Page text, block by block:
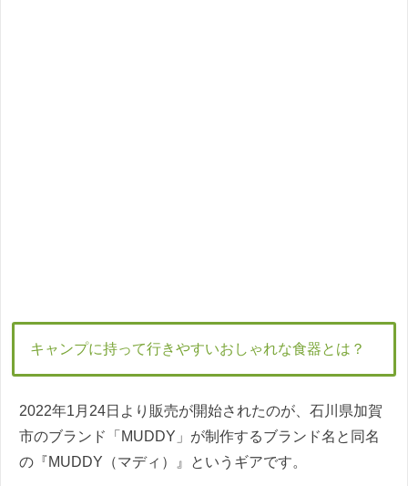
キャンプに持って行きやすいおしゃれな食器とは？
2022年1月24日より販売が開始されたのが、石川県加賀
市のブランド「MUDDY」が制作するブランド名と同名
の『MUDDY（マディ）』というギアです。